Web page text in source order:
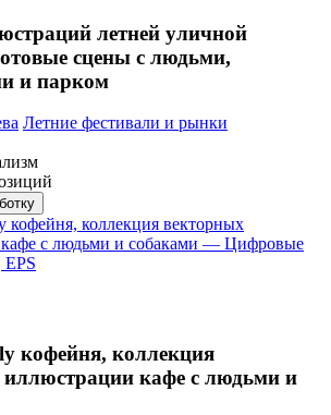
летней уличной
сцены с людьми,
и парком
Летние фестивали и рынки
кофейня, коллекция
кафе с людьми и